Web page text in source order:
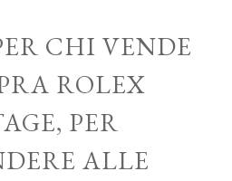
CHI VENDE
ROLEX
PER
ALLE